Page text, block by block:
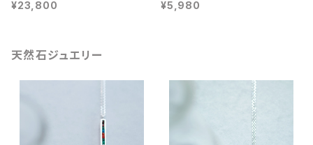
¥23,800 ¥5,980
天然石ジュエリー